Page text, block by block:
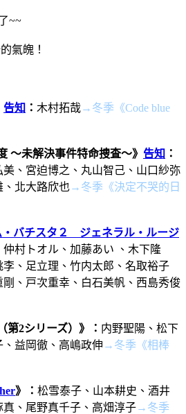
~~
氣魄！
告知 ： 木村拓哉→冬季《Code blue
〜未解決事件特命捜査〜》 告知 ：
美、宮迫博之、丸山智己、山口紗弥
、北大路欣也→冬季《決定不哭的日
・バチスタ２ ジェネラル・ルージ
仲村トオル、加藤あい 、木下隆
、足立理、竹内太郎、名取裕子
、戸次重幸、白石美帆、西島秀俊
第2シリーズ）》： 内野聖陽、松下
益岡徹、高嶋政伸 →冬季《相棒
》： 松雪泰子、山本耕史、酒井
、尾野真千子、高畑淳子→冬季